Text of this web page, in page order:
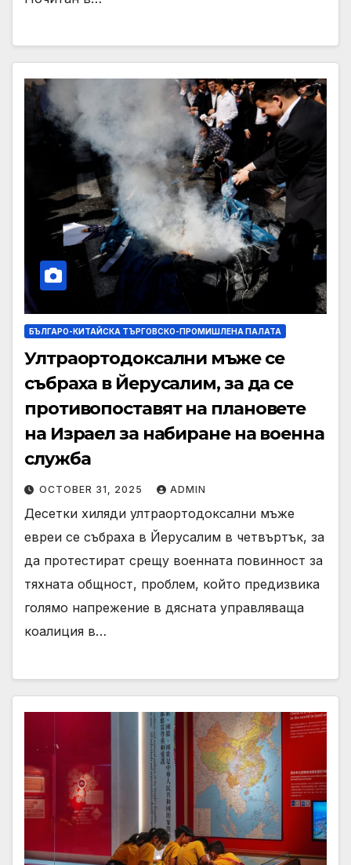
БЪЛГАРО-КИТАЙСКА ТЪРГОВСКО-ПРОМИШЛЕНА ПАЛАТА
Ултраортодоксални мъже се
събраха в Йерусалим, за да се
противопоставят на плановете
на Израел за набиране на военна
служба
OCTOBER 31, 2025 ADMIN
Десетки хиляди ултраортодоксални мъже
евреи се събраха в Йерусалим в четвъртък, за
да протестират срещу военната повинност за
тяхната общност, проблем, който предизвика
голямо напрежение в дясната управляваща
коалиция в…